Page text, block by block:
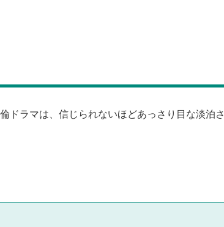
ドラマは、信じられないほどあっさり目な淡泊さ